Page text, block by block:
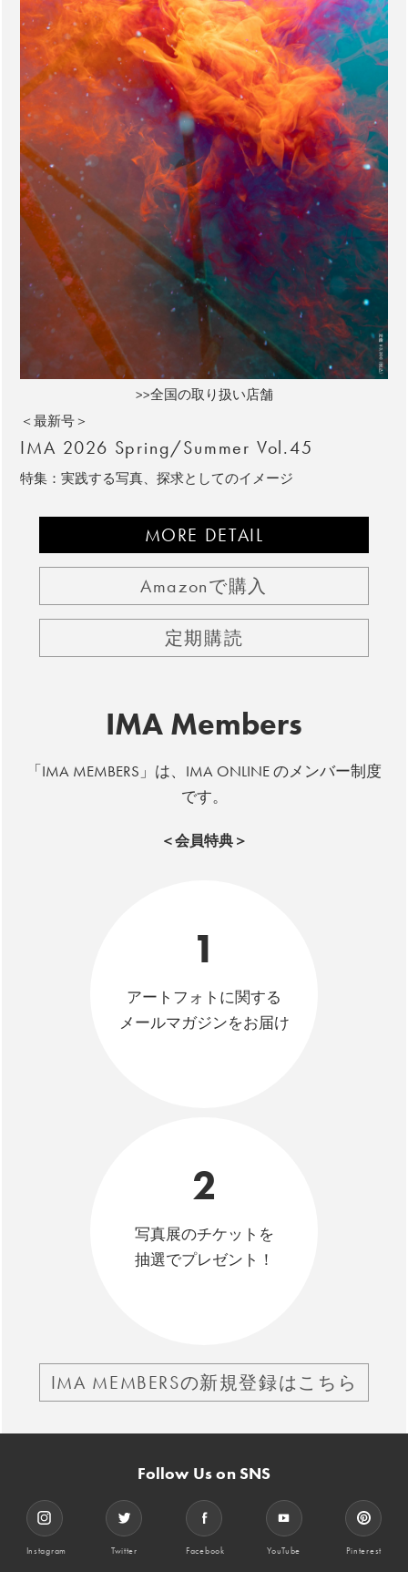
>>全国の取り扱い店舗
＜最新号＞
IMA 2026 Spring/Summer Vol.45
特集：実践する写真、探求としてのイメージ
MORE DETAIL
Amazonで購入
定期購読
IMA Members
「IMA MEMBERS」は、IMA ONLINE のメンバー制度
です。
＜会員特典＞
1
アートフォトに関する
メールマガジンをお届け
2
写真展のチケットを
抽選でプレゼント！
IMA MEMBERSの新規登録はこちら
Follow Us on SNS
Instagram Twitter Facebook YouTube Pinterest